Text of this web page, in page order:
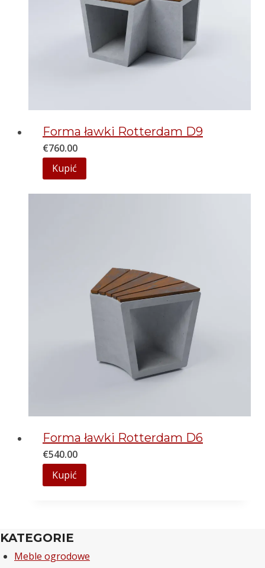
Forma ławki Rotterdam D9
€760.00
Kupić
Forma ławki Rotterdam D6
€540.00
Kupić
KATEGORIE
Meble ogrodowe